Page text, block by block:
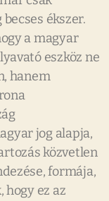
ékszer.
a magyar
eszköz ne
hanem
jog alapja,
közvetlen
formája,
hogy ez az